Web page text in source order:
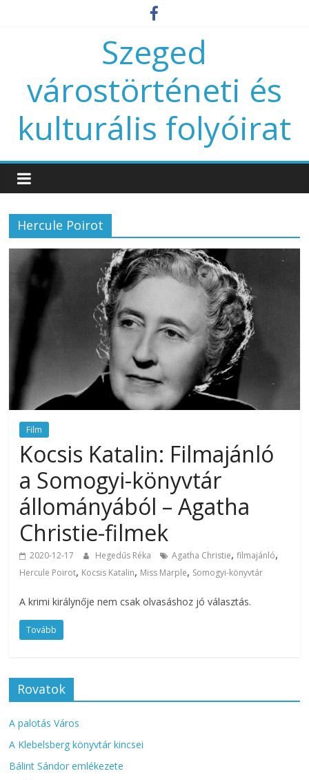
Szeged
várostörténeti és
kulturális folyóirat
Hercule Poirot
Film
Kocsis Katalin: Filmajánló
a Somogyi-könyvtár
állományából – Agatha
Christie-filmek
2020-12-17 Hegedűs Réka Agatha Christie,filmajánló,
Hercule Poirot, Kocsis Katalin, Miss Marple, Somogyi-könyvtár
A krimi királynője nem csak olvasáshoz jó választás.
Tovább
Rovatok
A palotás Város
A Klebelsberg könyvtár kincsei
Bálint Sándor emlékezete